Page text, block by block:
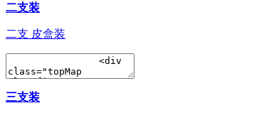
二支装
二支 皮盒装
三支装